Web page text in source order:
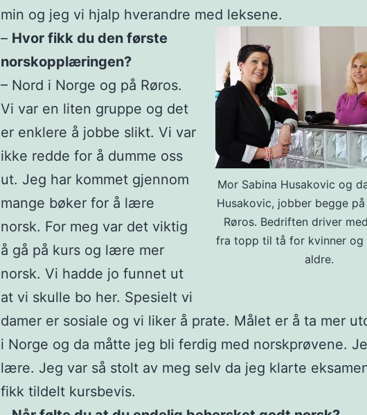
min og jeg vi hjalp hverandre med leksene.
Mor Sabina Husakovic og
Husakovic, jobber begge
Røros. Bedriften driver
fra topp til tå for kvinner og
aldre.
– Hvor fikk du den første
norskopplæringen?
– Nord i Norge og på Røros.
Vi var en liten gruppe og det
er enklere å jobbe slikt. Vi var
ikke redde for å dumme oss
ut. Jeg har kommet gjennom
mange bøker for å lære
norsk. For meg var det viktig
å gå på kurs og lære mer
norsk. Vi hadde jo funnet ut
at vi skulle bo her. Spesielt vi
damer er sosiale og vi liker å prate. Målet er å ta mer
i Norge og da måtte jeg bli ferdig med norskprøvene.
lære. Jeg var så stolt av meg selv da jeg klarte
fikk tildelt kursbevis.